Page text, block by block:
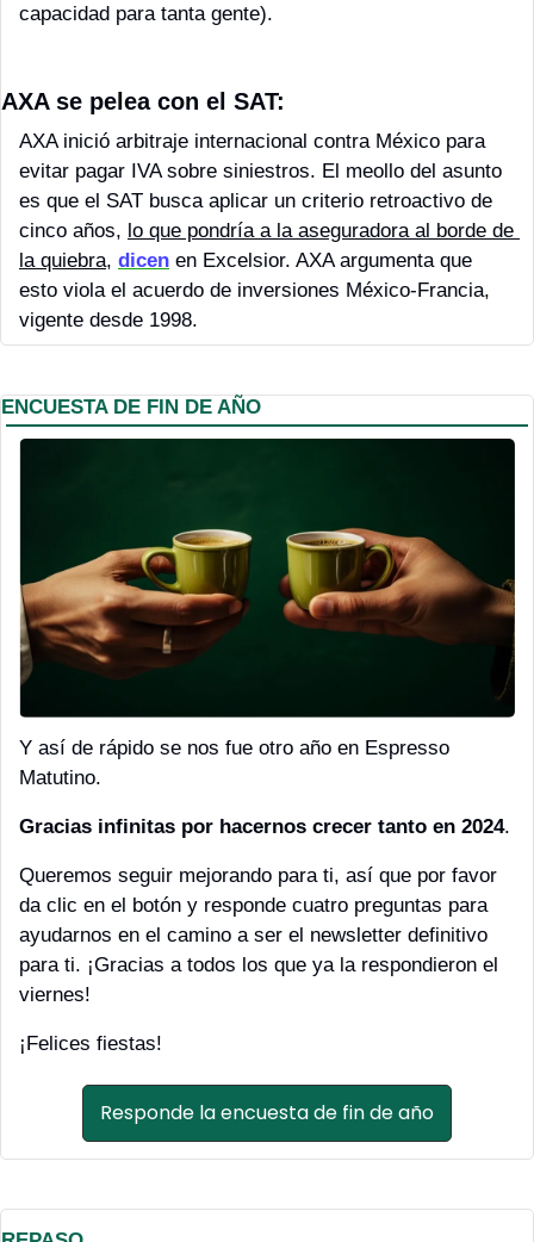
capacidad para tanta gente).
AXA se pelea con el SAT:
AXA inició arbitraje internacional contra México para
evitar pagar IVA sobre siniestros. El meollo del asunto
es que el SAT busca aplicar un criterio retroactivo de
cinco años, lo que pondría a la aseguradora al borde de
la quiebra, dicen en Excelsior. AXA argumenta que
esto viola el acuerdo de inversiones México-Francia,
vigente desde 1998.
ENCUESTA DE FIN DE AÑO
Y así de rápido se nos fue otro año en Espresso
Matutino.
Gracias infinitas por hacernos crecer tanto en 2024
Queremos seguir mejorando para ti, así que por favor
da clic en el botón y responde cuatro preguntas para
ayudarnos en el camino a ser el newsletter definitivo
para ti. ¡Gracias a todos los que ya la respondieron el
viernes!
¡Felices fiestas!
Responde la encuesta de fin de año